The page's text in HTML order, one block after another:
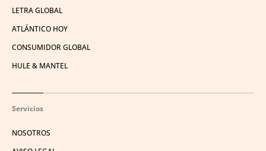
LETRA GLOBAL
ATLÁNTICO HOY
CONSUMIDOR GLOBAL
HULE & MANTEL
Servicios
NOSOTROS